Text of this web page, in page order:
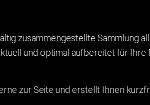
zusammengestellte Sammlung
und optimal aufbereitet für Ihre
zur Seite und erstellt Ihnen